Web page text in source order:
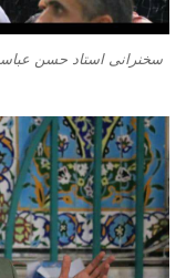
سخنرانی استاد حسن